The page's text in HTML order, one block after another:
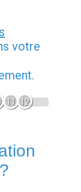
votre
11 12